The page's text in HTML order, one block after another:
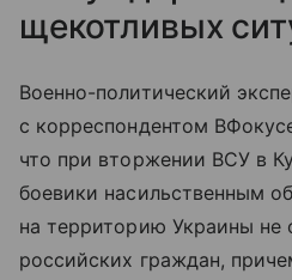
щекотливых
Военно-политический
с корреспондентом
что при вторжении ВСУ в
боевики насильственным
на территорию Украины не
российских граждан,